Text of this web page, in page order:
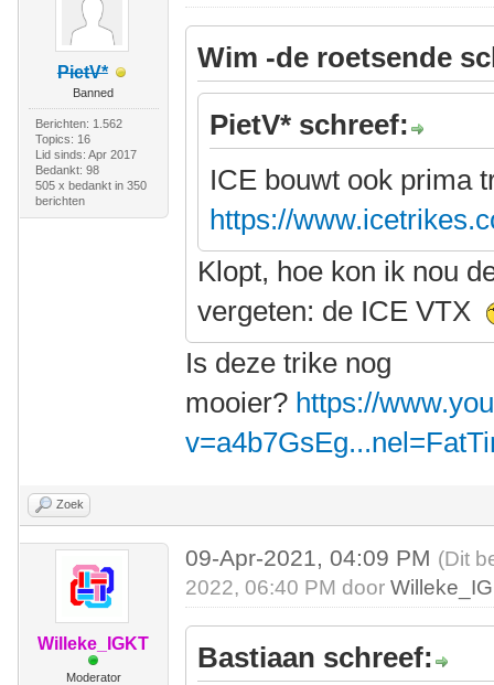
PietV*
Banned
Berichten: 1.562
Topics: 16
Lid sinds: Apr 2017
Bedankt: 98
505 x bedankt in 350
berichten
Wim -de roetsende
PietV* schreef:
ICE bouwt ook prima
https://
Klopt, hoe kon ik nou
vergeten: de ICE VTX
Is deze trike nog
mooier? https://
Zoek
Willeke_IGKT
Moderator
09-Apr-2021, 04:09 PM (Dit
2022, 06:40 PM door
Bastiaan schreef: